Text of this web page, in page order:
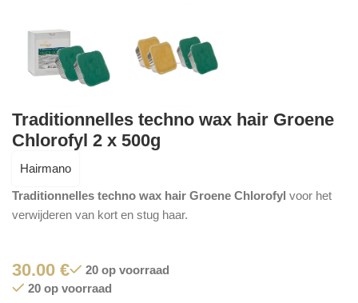
Traditionnelles techno wax hair Groene
Chlorofyl 2 x 500g
Hairmano
Traditionnelles techno wax hair Groene Chlorofyl voor het
verwijderen van kort en stug haar.
30.00 €
20 op voorraad
20 op voorraad